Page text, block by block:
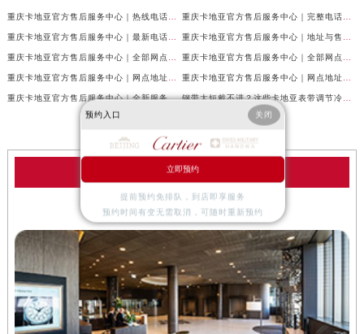
重庆卡地亚官方售后服务中心｜全新服务热线及门店地址权威信息公示（2026年6月最新）
卡地亚服务中心
重庆卡地亚售后地址
预约入口 关闭
立即预约
提前预约免排队，到店即享服务
预约时间有变无需取消，可随时重新预约